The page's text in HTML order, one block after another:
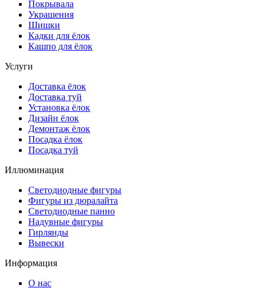
Покрывала
Украшения
Шишки
Кадки для ёлок
Кашпо для ёлок
Услуги
Доставка ёлок
Доставка туй
Установка ёлок
Дизайн ёлок
Демонтаж ёлок
Посадка ёлок
Посадка туй
Иллюминация
Светодиодные фигуры
Фигуры из дюралайта
Светодиодные панно
Надувные фигуры
Гирлянды
Вывески
Информация
О нас